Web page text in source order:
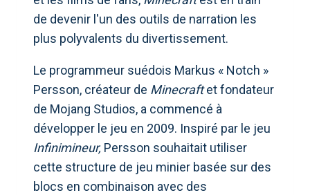
de devenir l'un des outils de narration les
plus polyvalents du divertissement.
Le programmeur suédois Markus « Notch »
Persson, créateur de Minecraftet fondateur
de Mojang Studios, a commencé à
développer le jeu en 2009. Inspiré par le jeu
Infinimineur, Persson souhaitait utiliser
cette structure de jeu minier basée sur des
blocs en combinaison avec des